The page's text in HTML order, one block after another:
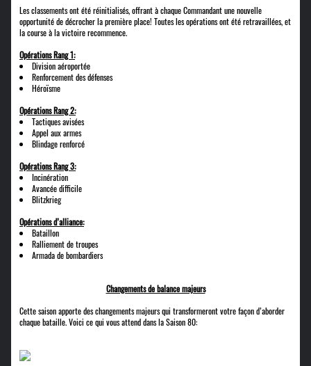
Les classements ont été réinitialisés, offrant à chaque Commandant une nouvelle
opportunité de décrocher la première place! Toutes les opérations ont été retravaillées, et
la course à la victoire recommence.
Opérations Rang 1:
Division aéroportée
Renforcement des défenses
Héroïsme
Opérations Rang 2:
Tactiques avisées
Appel aux armes
Blindage renforcé
Opérations Rang 3:
Incinération
Avancée difficile
Blitzkrieg
Opérations d’alliance:
Bataillon
Ralliement de troupes
Armada de bombardiers
Changements de balance majeurs
Cette saison apporte des changements majeurs qui transformeront votre façon d’aborder
chaque bataille. Voici ce qui vous attend dans la Saison 80: